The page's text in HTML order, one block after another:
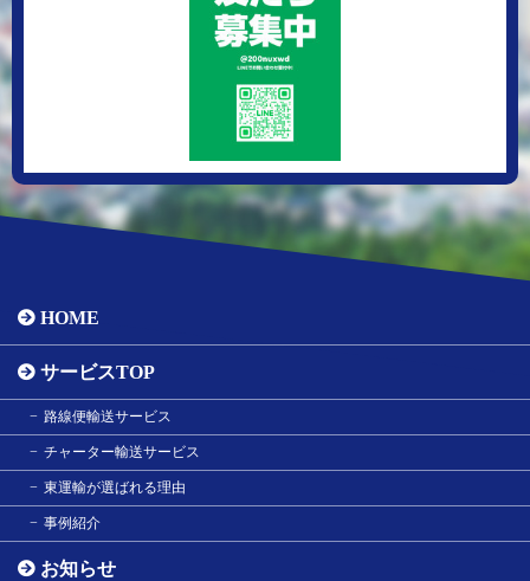
HOME
サービスTOP
路線便輸送サービス
チャーター輸送サービス
東運輸が選ばれる理由
事例紹介
お知らせ